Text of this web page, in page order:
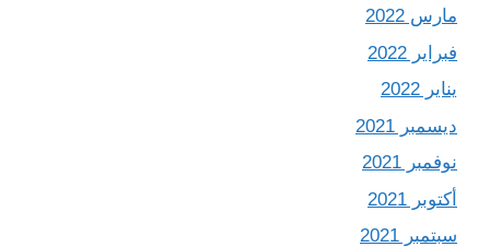
مارس 2022
فبراير 2022
يناير 2022
ديسمبر 2021
نوفمبر 2021
أكتوبر 2021
سبتمبر 2021